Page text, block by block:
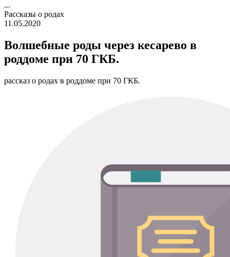
...
Рассказы о родах
11.05.2020
Волшебные роды через кесарево в
роддоме при 70 ГКБ.
рассказ о родах в роддоме при 70 ГКБ.